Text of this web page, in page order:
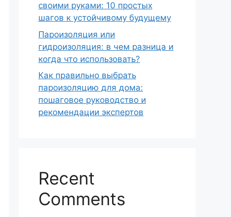
своими руками: 10 простых
шагов к устойчивому будущему
Пароизоляция или
гидроизоляция: в чем разница и
когда что использовать?
Как правильно выбрать
пароизоляцию для дома:
пошаговое руководство и
рекомендации экспертов
Recent
Comments